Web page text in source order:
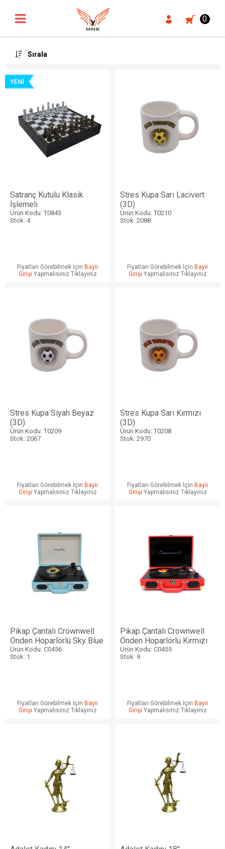
0
Sırala
Satranç Kutulu Klasik
İşlemeli
Ürün Kodu: T0843
Stok: 4
Fiyatları Görebilmek İçin Bayii
Girişi Yapmalısınız Tıklayınız
Stres Kupa Sarı Lacivert
(3D)
Ürün Kodu: T0210
Stok: 2088
Fiyatları Görebilmek İçin Bayii
Girişi Yapmalısınız Tıklayınız
Stres Kupa Siyah Beyaz
(3D)
Ürün Kodu: T0209
Stok: 2067
Fiyatları Görebilmek İçin Bayii
Girişi Yapmalısınız Tıklayınız
Stres Kupa Sarı Kırmızı
(3D)
Ürün Kodu: T0208
Stok: 2970
Fiyatları Görebilmek İçin Bayii
Girişi Yapmalısınız Tıklayınız
Pikap Çantalı Crownwell
Önden Hoparlörlü Sky Blue
Ürün Kodu: C0456
Stok: 1
Fiyatları Görebilmek İçin Bayii
Girişi Yapmalısınız Tıklayınız
Pikap Çantalı Crownwell
Önden Hoparlörlü Kırmızı
Ürün Kodu: C0455
Stok: 9
Fiyatları Görebilmek İçin Bayii
Girişi Yapmalısınız Tıklayınız